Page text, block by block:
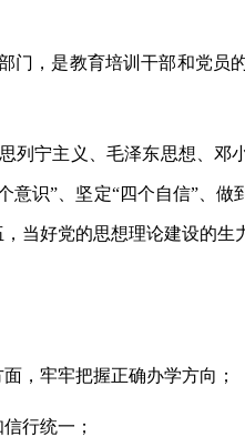
，是教育培训干部和党员
列宁主义、毛泽东思想、邓
识”、坚定“四个自信”、
当好党的思想理论建设的
，牢牢把握正确办学方向；
行统一；